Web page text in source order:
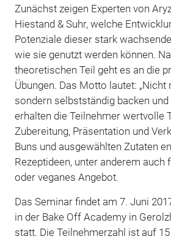
Zunächst zeigen Experten von
Hiestand & Suhr, welche
Potenziale dieser stark
wie sie genutzt werden können.
theoretischen Teil geht es an die
Übungen. Das Motto lautet: „Nicht
sondern selbstständig backen und
erhalten die Teilnehmer wertvolle
Zubereitung, Präsentation und
Buns und ausgewählten Zutaten
Rezeptideen, unter anderem auch
oder veganes Angebot.
Das Seminar findet am 7. Juni
in der Bake Off Academy in
statt. Die Teilnehmerzahl ist auf